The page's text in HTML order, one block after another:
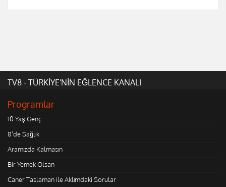
TV8 - TÜRKİYE'NİN EĞLENCE KANALI
Programlar
10 Yaş Genç
8'de Sağlık
Aramızda Kalmasın
Bir Yemek Olsan
Caner Taslaman ile Aklımdaki Sorular